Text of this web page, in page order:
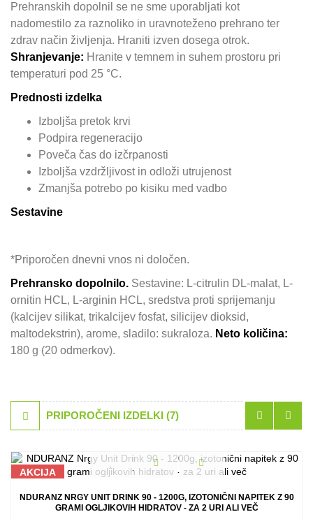
Prehranskih dopolnil se ne sme uporabljati kot
nadomestilo za raznoliko in uravnoteženo prehrano ter
zdrav način življenja. Hraniti izven dosega otrok.
Shranjevanje: Hranite v temnem in suhem prostoru pri
temperaturi pod 25 °C.
Prednosti izdelka
Izboljša pretok krvi
Podpira regeneracijo
Poveča čas do izčrpanosti
Izboljša vzdržljivost in odloži utrujenost
Zmanjša potrebo po kisiku med vadbo
Sestavine
*Priporočen dnevni vnos ni določen.
Prehransko dopolnilo. Sestavine: L-citrulin DL-malat, L-
ornitin HCL, L-arginin HCL, sredstva proti sprijemanju
(kalcijev silikat, trikalcijev fosfat, silicijev dioksid,
maltodekstrin), arome, sladilo: sukraloza. Neto količina:
180 g (20 odmerkov).
PRIPOROČENI IZDELKI (7)
AKCIJA
NDURANZ NRGY UNIT DRINK 90 - 1200G, IZOTONIČNI NAPITEK Z 90
GRAMI OGLJIKOVIH HIDRATOV - ZA 2 URI ALI VEČ